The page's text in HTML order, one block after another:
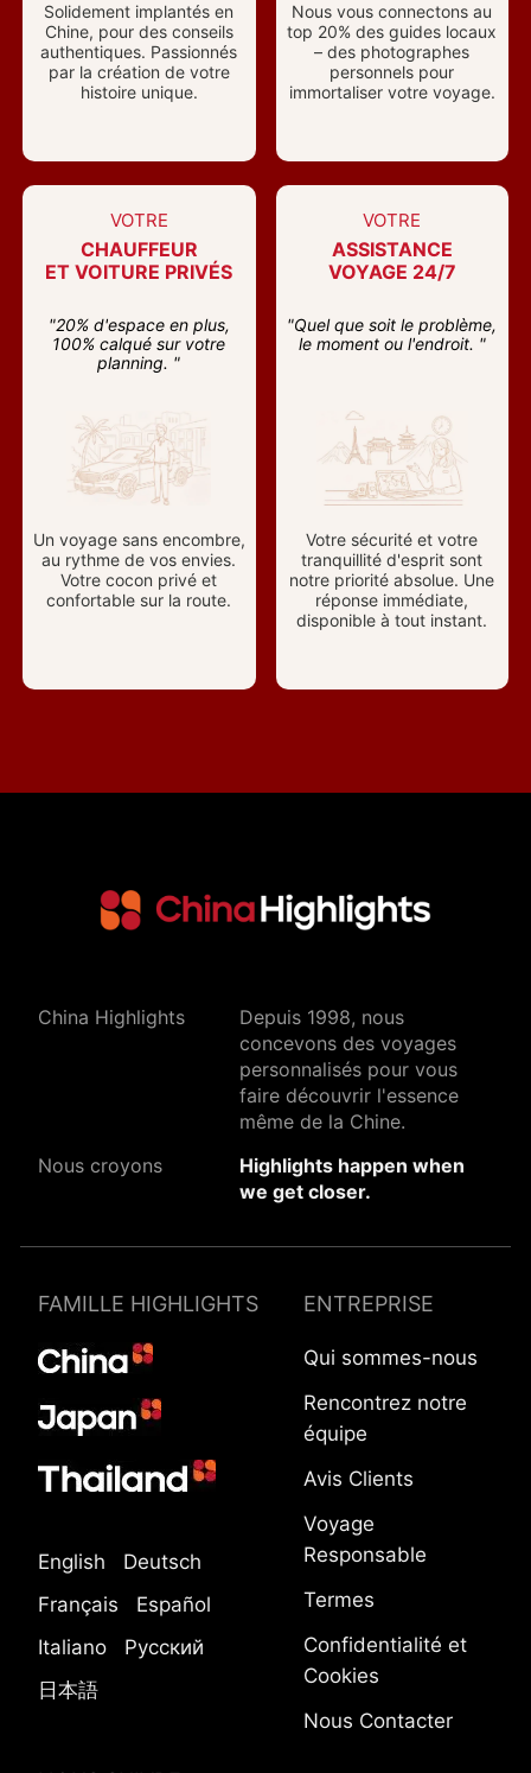
Solidement implantés en
Chine, pour des conseils
authentiques. Passionnés
par la création de votre
histoire unique.
Nous vous connectons au
top 20% des guides locaux
– des photographes
personnels pour
immortaliser votre voyage.
VOTRE
CHAUFFEUR
ET VOITURE PRIVÉS
"20% d'espace en plus,
100% calqué sur votre
planning. "
Un voyage sans encombre,
au rythme de vos envies.
Votre cocon privé et
confortable sur la route.
VOTRE
ASSISTANCE
VOYAGE 24/7
"Quel que soit le problème,
le moment ou l'endroit. "
Votre sécurité et votre
tranquillité d'esprit sont
notre priorité absolue. Une
réponse immédiate,
disponible à tout instant.
China Highlights
Depuis 1998, nous
concevons des voyages
personnalisés pour vous
faire découvrir l'essence
même de la Chine.
Nous croyons
Highlights happen when
we get closer.
FAMILLE HIGHLIGHTS
English
Deutsch
Français
Español
Italiano
Русский
日本語
ENTREPRISE
Qui sommes-nous
Rencontrez notre
équipe
Avis Clients
Voyage
Responsable
Termes
Confidentialité et
Cookies
Nous Contacter